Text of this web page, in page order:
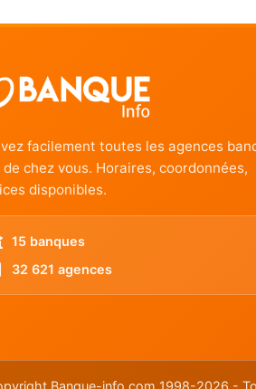
facilement toutes les agences
de chez vous. Horaires, coordonnées,
disponibles.
15 banques
32 621 agences
Banque-info.com 1998-2026 -